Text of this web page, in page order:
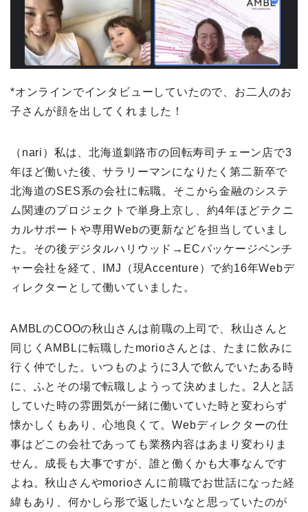
*オンラインでインタビューしていたので、お二人のお
子さんが顔を出してくれました！
（nari）私は、北海道釧路市の回転寿司チェーン店で3
年ほど働いた後、サラリーマンになりたく第二新卒で
北海道のSES系の会社に転職。そこから金融のシステ
ム関連のプロジェクトで単身上京し、約4年ほどテクニ
カルサポートや専用Webの更新などを担当していまし
た。その後デジタルハリウッド→ECパッケージベンチ
ャー会社を経て、IMJ（現Accenture）で約16年Webデ
ィレクターとして働いていました。
AMBLのCOOの秋山さんは前職の上司で、秋山さんと
同じくAMBLに転職したmorioさんとは、たまに飲みに
行く仲でした。いつものように3人で飲んでいたある時
に、ふとその場で転職しようって決めました。2人と話
していた時の雰囲気が一緒に働いていた時と変わらず
懐かしくもあり、心地良くて。Webディレクターの仕
事はどこの会社であっても業務内容はあまり変わりま
せん。成長も大事ですが、誰と働くかも大事なんです
よね。秋山さんやmorioさんに前職でお世話になった経
緯もあり、何かしら形で返したいなと思っていたのが